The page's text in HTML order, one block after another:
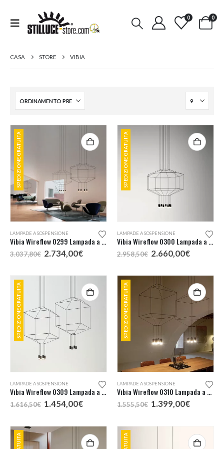
0 0
CASA STORE VIBIA
SPEDIZIONE GRATUITA
LAMPADE A SOSPENSIONE
Vibia Wireflow 0299 Lampada a Sospensione
3.037,80€ Il
prezzo
era:
3.037,80€.
2.734,00€Il
è:
2.734,00€.
SPEDIZIONE GRATUITA
LAMPADE A SOSPENSIONE
Vibia Wireflow 0300 Lampada a Sospensione
2.958,50€ Il
prezzo
era:
2.958,50€.
2.660,00€Il
è:
SPEDIZIONE GRATUITA
LAMPADE A SOSPENSIONE
Vibia Wireflow 0309 Lampada a Sospensione
1.616,50€ Il
prezzo
era:
1.616,50€.
1.454,00€Il
è:
1.454,00€.
SPEDIZIONE GRATUITA
LAMPADE A SOSPENSIONE
Vibia Wireflow 0310 Lampada a Sospensione
1.555,50€ Il
prezzo
era:
1.555,50€.
1.399,00€Il